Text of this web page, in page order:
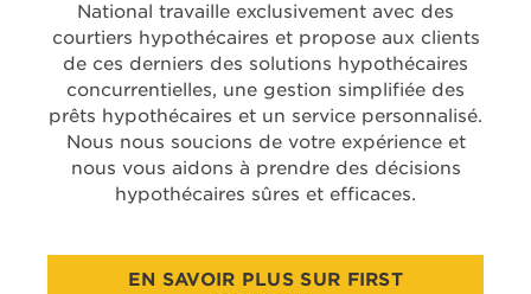
National travaille exclusivement avec des
courtiers hypothécaires et propose aux clients
de ces derniers des solutions hypothécaires
concurrentielles, une gestion simplifiée des
prêts hypothécaires et un service personnalisé.
Nous nous soucions de votre expérience et
nous vous aidons à prendre des décisions
hypothécaires sûres et efficaces.
EN SAVOIR PLUS SUR FIRST